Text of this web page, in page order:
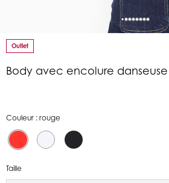
Outlet
Body avec encolure danseuse
Couleur : rouge
Taille